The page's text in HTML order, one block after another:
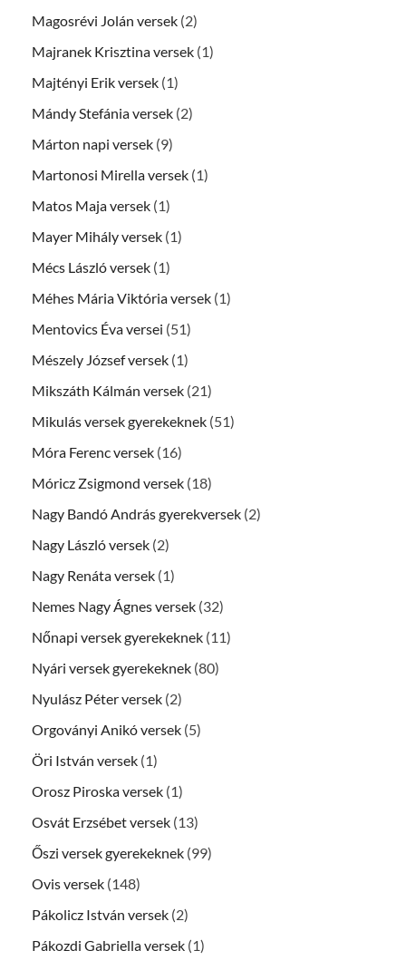
Magosrévi Jolán versek (2)
Majranek Krisztina versek (1)
Majtényi Erik versek (1)
Mándy Stefánia versek (2)
Márton napi versek (9)
Martonosi Mirella versek (1)
Matos Maja versek (1)
Mayer Mihály versek (1)
Mécs László versek (1)
Méhes Mária Viktória versek (1)
Mentovics Éva versei (51)
Mészely József versek (1)
Mikszáth Kálmán versek (21)
Mikulás versek gyerekeknek (51)
Móra Ferenc versek (16)
Móricz Zsigmond versek (18)
Nagy Bandó András gyerekversek (2)
Nagy László versek (2)
Nagy Renáta versek (1)
Nemes Nagy Ágnes versek (32)
Nőnapi versek gyerekeknek (11)
Nyári versek gyerekeknek (80)
Nyulász Péter versek (2)
Orgoványi Anikó versek (5)
Öri István versek (1)
Orosz Piroska versek (1)
Osvát Erzsébet versek (13)
Őszi versek gyerekeknek (99)
Ovis versek (148)
Pákolicz István versek (2)
Pákozdi Gabriella versek (1)